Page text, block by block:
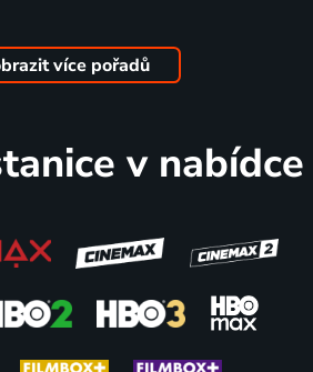
2013 | Velká Británie | Thriller, Science Fiction
2013 | Kanada, USA | Akční, Dobrodružný, Science Fiction, Thriller 2013 | USA | Horor, Mysteriózní, Thriller 2013 | Velká Británie, USA | Thriller, Drama
61% 61% 49
více pořadů
v nabídce